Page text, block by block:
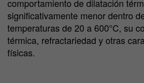
comportamiento de dilatación
significativamente menor dentro
temperaturas de 20 a 600°C, su
térmica, refractariedad y otras
físicas.